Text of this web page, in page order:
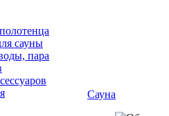
сауны
пара
Сауна